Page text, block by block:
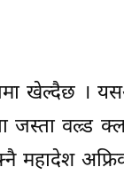
खेल्दैछ ।
जस्ता